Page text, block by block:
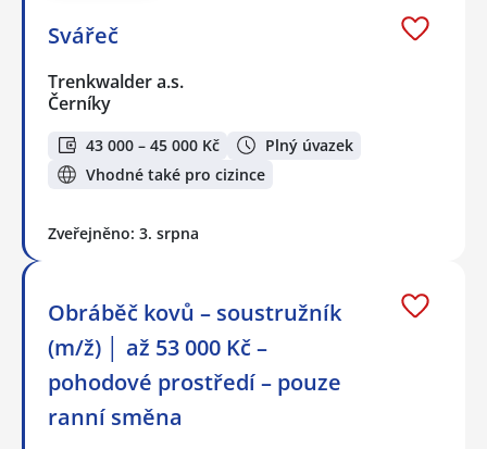
Svářeč
Trenkwalder a.s.
Černíky
43 000 – 45 000 Kč
Plný úvazek
Vhodné také pro cizince
Zveřejněno: 3. srpna
Obráběč kovů – soustružník
(m/ž) │ až 53 000 Kč –
pohodové prostředí – pouze
ranní směna